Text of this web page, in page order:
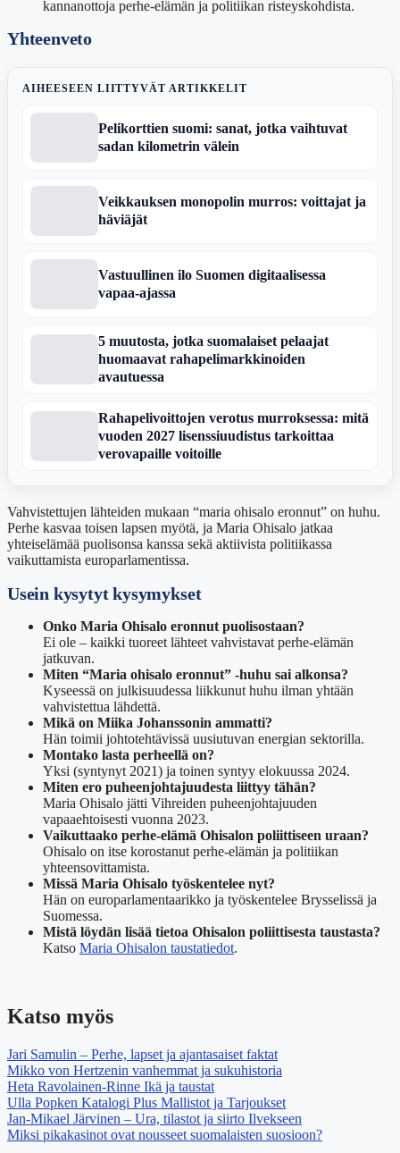
kannanottoja perhe-elämän ja politiikan risteyskohdista.
Yhteenveto
AIHEESEEN LIITTYVÄT ARTIKKELIT
Pelikorttien suomi: sanat, jotka vaihtuvat
sadan kilometrin välein
Veikkauksen monopolin murros: voittajat ja
häviäjät
Vastuullinen ilo Suomen digitaalisessa
vapaa-ajassa
5 muutosta, jotka suomalaiset pelaajat
huomaavat rahapelimarkkinoiden
avautuessa
Rahapelivoittojen verotus murroksessa: mitä
vuoden 2027 lisenssiuudistus tarkoittaa
verovapaille voitoille
Vahvistettujen lähteiden mukaan “maria ohisalo eronnut” on huhu.
Perhe kasvaa toisen lapsen myötä, ja Maria Ohisalo jatkaa
yhteiselämää puolisonsa kanssa sekä aktiivista politiikassa
vaikuttamista europarlamentissa.
Usein kysytyt kysymykset
Onko Maria Ohisalo eronnut puolisostaan?
Ei ole – kaikki tuoreet lähteet vahvistavat perhe-elämän
jatkuvan.
Miten “Maria ohisalo eronnut” -huhu sai alkonsa?
Kyseessä on julkisuudessa liikkunut huhu ilman yhtään
vahvistettua lähdettä.
Mikä on Miika Johanssonin ammatti?
Hän toimii johtotehtävissä uusiutuvan energian sektorilla.
Montako lasta perheellä on?
Yksi (syntynyt 2021) ja toinen syntyy elokuussa 2024.
Miten ero puheenjohtajuudesta liittyy tähän?
Maria Ohisalo jätti Vihreiden puheenjohtajuuden
vapaaehtoisesti vuonna 2023.
Vaikuttaako perhe-elämä Ohisalon poliittiseen uraan?
Ohisalo on itse korostanut perhe-elämän ja politiikan
yhteensovittamista.
Missä Maria Ohisalo työskentelee nyt?
Hän on europarlamentaarikko ja työskentelee Brysselissä ja
Suomessa.
Mistä löydän lisää tietoa Ohisalon poliittisesta taustasta?
Katso Maria Ohisalon taustatiedot.
Katso myös
Jari Samulin – Perhe, lapset ja ajantasaiset faktat
Mikko von Hertzenin vanhemmat ja sukuhistoria
Heta Ravolainen-Rinne Ikä ja taustat
Ulla Popken Katalogi Plus Mallistot ja Tarjoukset
Jan-Mikael Järvinen – Ura, tilastot ja siirto Ilvekseen
Miksi pikakasinot ovat nousseet suomalaisten suosioon?